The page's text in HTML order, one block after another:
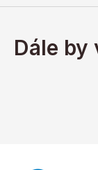
Dále by